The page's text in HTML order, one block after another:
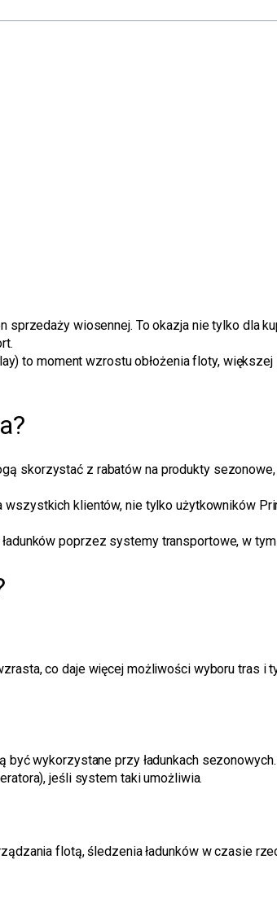
sprzedaży wiosennej. To okazja nie tylko dla
to moment wzrostu obłożenia floty,
skorzystać z rabatów na produkty
wszystkich klientów, nie tylko użytkowników
poprzez systemy transportowe, w tym
co daje więcej możliwości wyboru tras i
być wykorzystane przy ładunkach sezonowych.
jeśli system taki umożliwia.
flotą, śledzenia ładunków w czasie